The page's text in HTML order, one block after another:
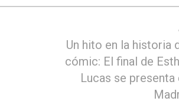
Un hito en la historia
cómic: El final de
Lucas se presenta